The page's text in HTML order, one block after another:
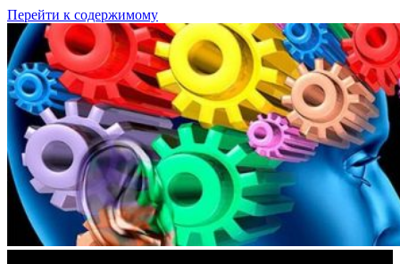
Перейти к содержимому